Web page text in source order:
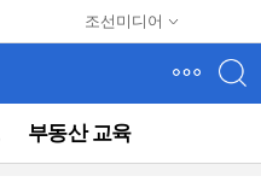
조선미디어
부동산 교육